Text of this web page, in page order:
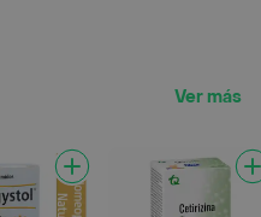
Ver más